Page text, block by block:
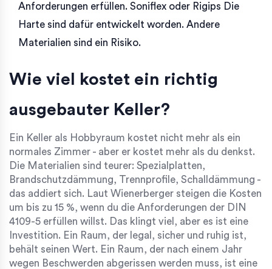
Anforderungen erfüllen. Soniflex oder Rigips Die
Harte sind dafür entwickelt worden. Andere
Materialien sind ein Risiko.
Wie viel kostet ein richtig
ausgebauter Keller?
Ein Keller als Hobbyraum kostet nicht mehr als ein
normales Zimmer - aber er kostet mehr als du denkst.
Die Materialien sind teurer: Spezialplatten,
Brandschutzdämmung, Trennprofile, Schalldämmung -
das addiert sich. Laut Wienerberger steigen die Kosten
um bis zu 15 %, wenn du die Anforderungen der DIN
4109-5 erfüllen willst. Das klingt viel, aber es ist eine
Investition. Ein Raum, der legal, sicher und ruhig ist,
behält seinen Wert. Ein Raum, der nach einem Jahr
wegen Beschwerden abgerissen werden muss, ist eine